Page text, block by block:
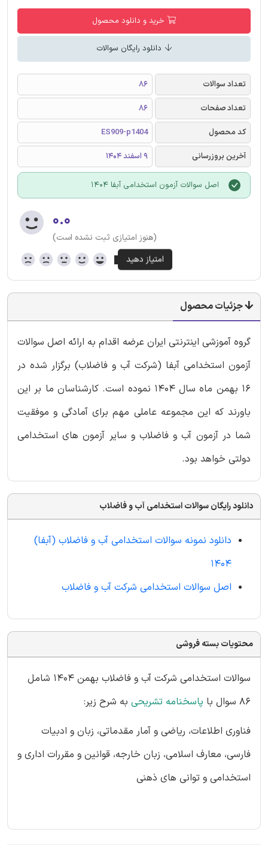
خرید و دانلود محصول
دانلود رایگان سوالات
تعداد سوالات
86
تعداد صفحات
86
کد محصول
ES909-p1404
آخرین بروزرسانی
9 اسفند 1404
اصل سوالات آزمون استخدامی آبفا 1404
۰.۰
(هنوز امتیازی ثبت نشده است)
جزئیات محصول
گروه آموزشی اینترنتی ایران عرضه اقدام به ارائه اصل سوالات
آزمون استخدامی آبفا (شرکت آب و فاضلاب) برگزار شده در
16 بهمن ماه سال 1404 نموده است. کارشناسان ما بر این
باورند که این مجموعه عاملی مهم برای آمادگی و موفقیت
شما در آزمون آب و فاضلاب و سایر آزمون های استخدامی
دولتی خواهد بود.
دانلود رایگان سوالات استخدامی آب و فاضلاب
دانلود نمونه سوالات استخدامی آب و فاضلاب (آبفا)
1404
اصل سوالات استخدامی شرکت آب و فاضلاب
محتویات بسته فروشی
سوالات استخدامی شرکت آب و فاضلاب بهمن 1404 شامل
86 سوال با
پاسخنامه تشریحی به شرح زیر:
فناوری اطلاعات، ریاضی و آمار مقدماتی، زبان و ادبیات
فارسی، معارف اسلامی، زبان خارجه، قوانین و مقررات اداری و
استخدامی و توانی های ذهنی